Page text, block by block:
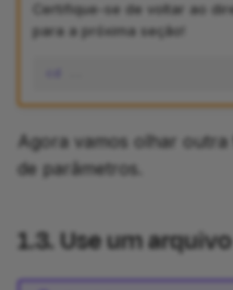
Certifique-se de voltar ao
para a próxima seção!
Agora vamos olhar
de parâmetros.
1.3. Use um